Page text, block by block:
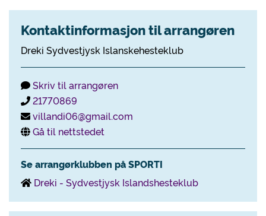
Kontaktinformasjon til arrangøren
Dreki Sydvestjysk Islanskehesteklub
Skriv til arrangøren
21770869
villandi06@gmail.com
Gå til nettstedet
Se arrangørklubben på SPORTI
Dreki - Sydvestjysk Islandshesteklub